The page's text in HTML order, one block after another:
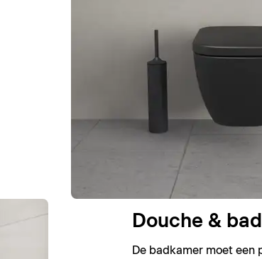
Douche & bad
De badkamer moet een